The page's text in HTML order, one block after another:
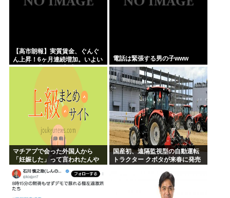
【高市朗報】実質賃金、ぐんぐ
ん上昇！6ヶ月連続増加。いよい
よ国民も豊かさを実感か？イン
電話は緊張する男の子www
マチアプで会った外国人から
「妊娠した」って言われたんや
国産初、遠隔監視型の自動運転
トラクター クボタが来春に発売